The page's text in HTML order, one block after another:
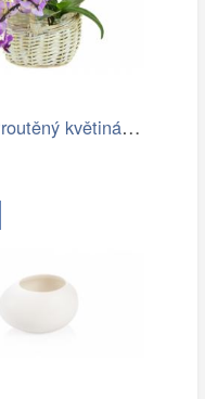
Vingo Proutěný květináč košíček s…